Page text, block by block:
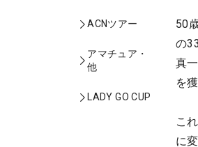
ACNツアー
アマチュア・
他
LADY GO CUP
50
の
真
を
こ
に